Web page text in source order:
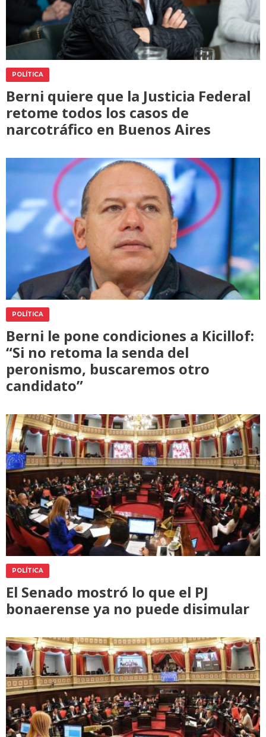
POLÍTICA
Berni quiere que la Justicia Federal
retome todos los casos de
narcotráfico en Buenos Aires
POLÍTICA
Berni le pone condiciones a Kicillof:
“Si no retoma la senda del
peronismo, buscaremos otro
candidato”
POLÍTICA
El Senado mostró lo que el PJ
bonaerense ya no puede disimular